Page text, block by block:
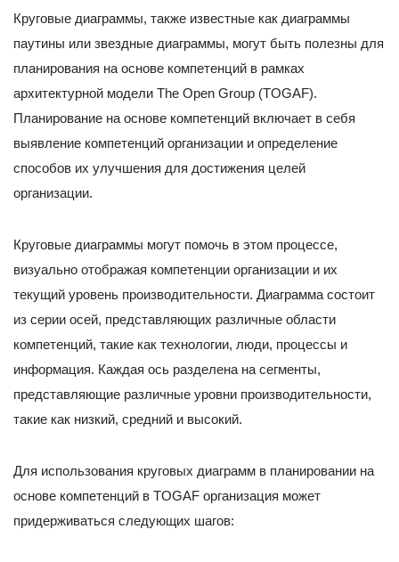
Круговые диаграммы, также известные как диаграммы
паутины или звездные диаграммы, могут быть полезны для
планирования на основе компетенций в рамках
архитектурной модели The Open Group (TOGAF).
Планирование на основе компетенций включает в себя
выявление компетенций организации и определение
способов их улучшения для достижения целей
организации.
Круговые диаграммы могут помочь в этом процессе,
визуально отображая компетенции организации и их
текущий уровень производительности. Диаграмма состоит
из серии осей, представляющих различные области
компетенций, такие как технологии, люди, процессы и
информация. Каждая ось разделена на сегменты,
представляющие различные уровни производительности,
такие как низкий, средний и высокий.
Для использования круговых диаграмм в планировании на
основе компетенций в TOGAF организация может
придерживаться следующих шагов: